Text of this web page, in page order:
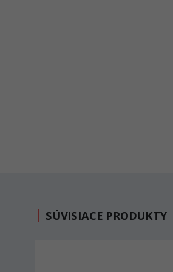
SÚVISIACE PRODUKTY